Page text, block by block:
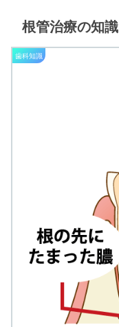
根管治療の知識
歯科知識